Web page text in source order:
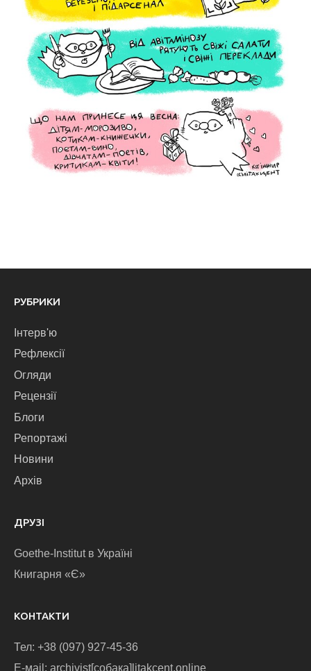
РУБРИКИ
Інтерв'ю
Рефлексії
Огляди
Рецензії
Блоги
Репортажі
Новини
Архів
ДРУЗІ
Goethe-Institut в Україні
Книгарня «Є»
КОНТАКТИ
Тел: +38 (097) 927-45-36
E-маіl: archivist[собака]litakcent.online